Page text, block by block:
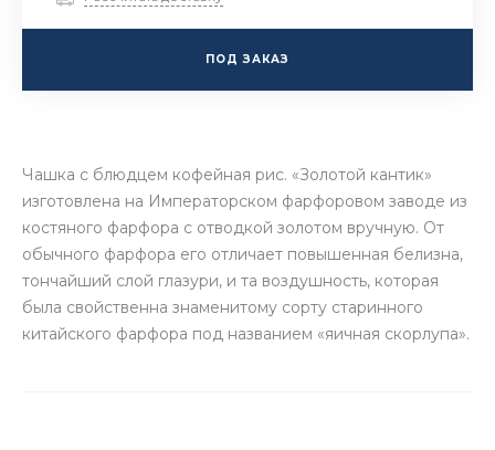
ПОД ЗАКАЗ
Чашка с блюдцем кофейная рис. «Золотой кантик»
изготовлена на Императорском фарфоровом заводе из
костяного фарфора с отводкой золотом вручную. От
обычного фарфора его отличает повышенная белизна,
тончайший слой глазури, и та воздушность, которая
была свойственна знаменитому сорту старинного
китайского фарфора под названием «яичная скорлупа».